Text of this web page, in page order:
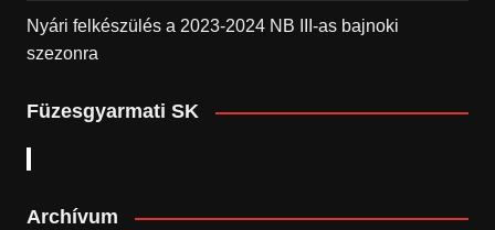
Nyári felkészülés a 2023-2024 NB III-as bajnoki
szezonra
Füzesgyarmati SK
Archívum